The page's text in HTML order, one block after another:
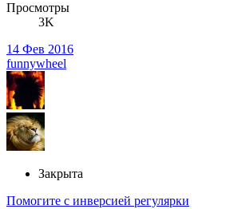
Просмотры
3K
14 Фев 2016
funnywheel
Закрыта
Помогите с инверсией регулярки